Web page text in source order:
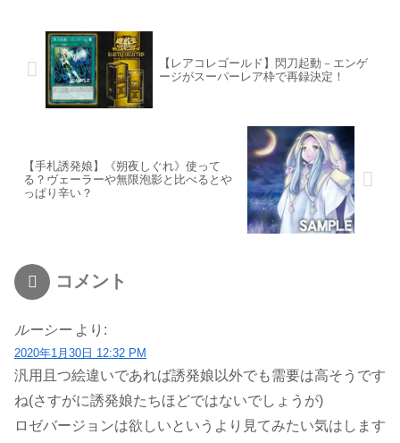
【レアコレゴールド】閃刀起動－エンゲ
ージがスーパーレア枠で再録決定！
【手札誘発娘】《朔夜しぐれ》使って
る？ヴェーラーや無限泡影と比べるとや
っぱり辛い？
コメント
ルーシー より:
2020年1月30日 12:32 PM
汎用且つ絵違いであれば誘発娘以外でも需要は高そうです
ね(さすがに誘発娘たちほどではないでしょうが)
ロゼバージョンは欲しいというより見てみたい気はします